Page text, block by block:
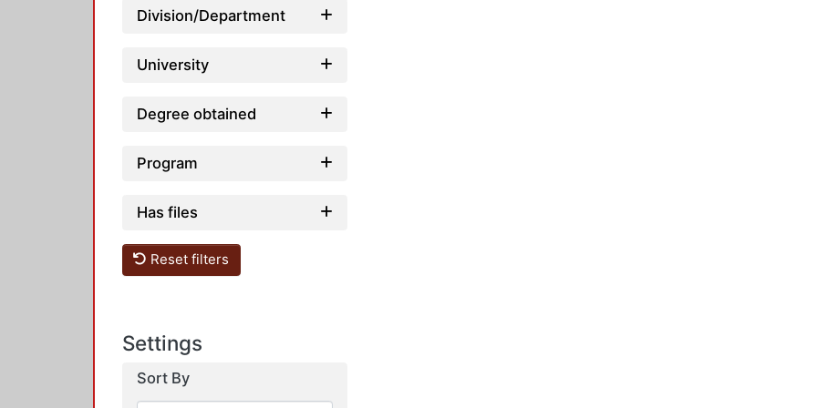
Division/Department
University
Degree obtained
Program
Has files
Reset filters
Settings
Sort By